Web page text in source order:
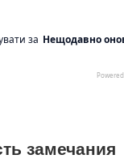
замечания